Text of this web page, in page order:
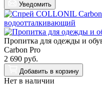
Уведомить
Пропитка для одежды и
Carbon Pro
2 690 руб.
Добавить в корзину
Нет в наличии